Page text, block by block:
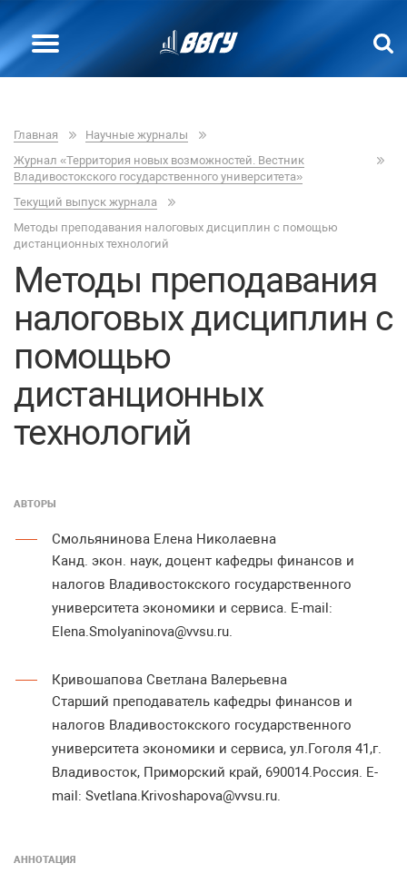
Главная
Научные журналы
Журнал «Территория новых возможностей. Вестник
Владивостокского государственного университета»
Текущий выпуск журнала
Методы преподавания налоговых дисциплин с помощью
дистанционных технологий
Методы преподавания
налоговых дисциплин с
помощью
дистанционных
технологий
АВТОРЫ
Смольянинова Елена Николаевна
Канд. экон. наук, доцент кафедры финансов и
налогов Владивостокского государственного
университета экономики и сервиса. E-mail:
Elena.Smolyaninova@vvsu.ru.
Кривошапова Светлана Валерьевна
Старший преподаватель кафедры финансов и
налогов Владивостокского государственного
университета экономики и сервиса, ул.Гоголя 41,г.
Владивосток, Приморский край, 690014.Россия. E-
mail: Svetlana.Krivoshapova@vvsu.ru.
АННОТАЦИЯ